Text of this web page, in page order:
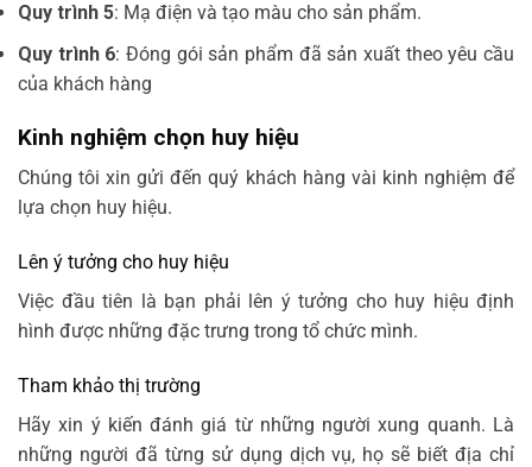
Quy trình 5: Mạ điện và tạo màu cho sản phẩm.
Quy trình 6: Đóng gói sản phẩm đã sản xuất theo yêu cầu
của khách hàng
Kinh nghiệm chọn huy hiệu
Chúng tôi xin gửi đến quý khách hàng vài kinh nghiệm để
lựa chọn huy hiệu.
Lên ý tưởng cho huy hiệu
Việc đầu tiên là bạn phải lên ý tưởng cho huy hiệu định
hình được những đặc trưng trong tổ chức mình.
Tham khảo thị trường
Hãy xin ý kiến đánh giá từ những người xung quanh. Là
những người đã từng sử dụng dịch vụ, họ sẽ biết địa chỉ